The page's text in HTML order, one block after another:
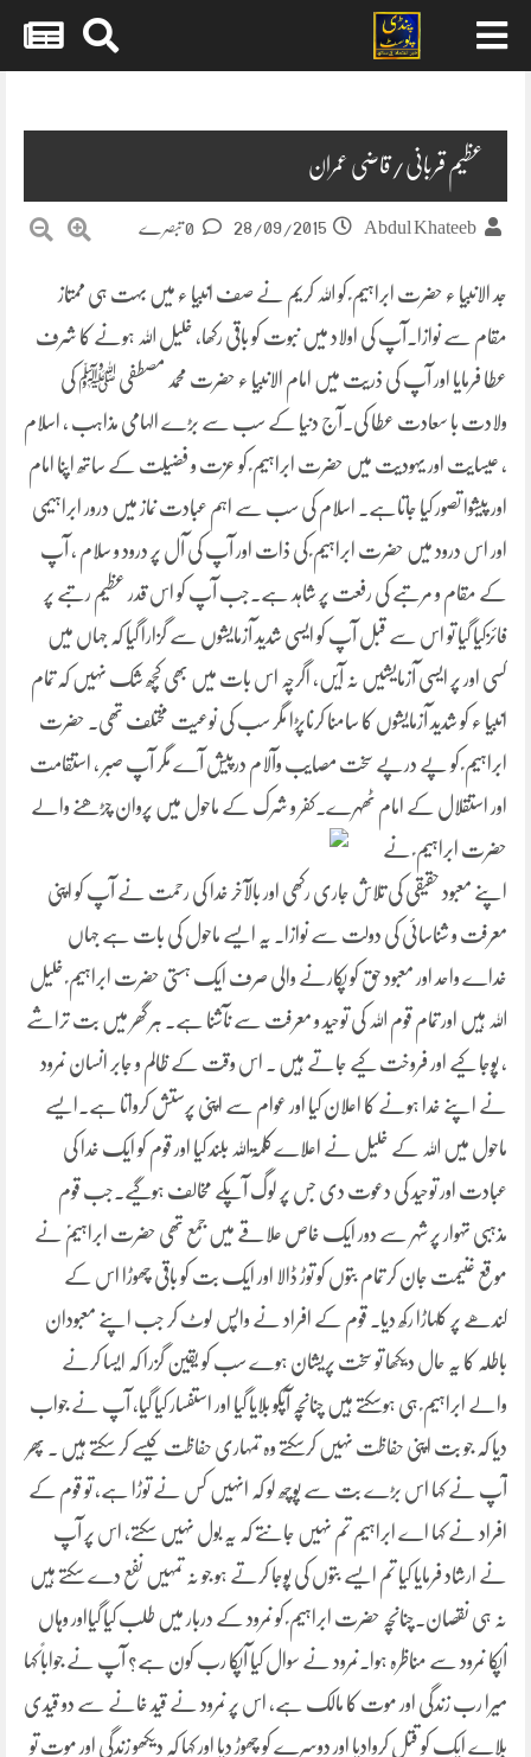
عظیم قربانی/قاضی عمران
Abdul Khateeb
28/09/2015
جد الانبیا ء حضرت ابراہیم ؑ کو اللہ کریم نے صف انبیا ء میں بہت ہی ممتاز
مقام سے نوازا۔آپ کی اولاد میں نبوت کو باقی رکھا، خلیل اللہ ہونے کا شرف
عطا فرمایا اور آپ کی ذریت میں امام الانبیا ء حضرت محمد مصطفی ﷺ کی
ولادت با سعادت عطا کی۔آج دنیا کے سب سے بڑے الہامی مذاہب ، اسلام
، عیسایت اور یہودیت میں حضرت ابراہیم ؑ کو عزت و فضیلت کے ساتھ اپنا امام
اور پیشوا تصور کیا جاتاہے۔ اسلام کی سب سے اہم عبادت نماز میں درور ابراہیمی
اور اس درود میں حضرت ابراہیم ؑ کی ذات اور آپ کی آل پر درود و سلام ، آپ
کے مقام و مرتبے کی رفعت پر شاہد ہے۔جب آپ کو اس قدر عظیم رتبے پر
فائزکیا گیا تو اس سے قبل آپ کو ایسی شدید آزمایشوں سے گزارا گیا کہ جہاں میں
کسی اور پر ایسی آزمایشیں نہ آیں، اگرچہ اس بات میں بھی کچھ شک نہیں کہ تمام
انبیا ء کو شدید آزمایشوں کا سامنا کرناپڑا مگر سب کی نوعیت مختلف تھی۔ حضرت
ابراہیم ؑ کو پے درپے سخت مصایب وآلام درپیش آے مگر آپ صبر ، استقامت
اور استقلال کے امام ٹھہرے۔کفر و شرک کے ماحول میں پروان چڑھنے والے
حضرت ابراہیم ؑ نے
اپنے معبود حقیقی کی تلاش جاری رکھی اور بالآخر خدا کی رحمت نے آپ کو اپنی
معرفت و شناسائی کی دولت سے نوازا۔ یہ ایسے ماحول کی بات ہے جہاں
خداے واحد اور معبود حق کو پکارنے والی صرف ایک ہستی حضرت ابراہیم ؑ خلیل
اللہ ہیں اور تمام قوم اللہ کی توحید و معرفت سے نآشنا ہے۔ ہر گھر میں بت تراشے
، پوجا کیے اور فروخت کیے جاتے ہیں ۔ اس وقت کے ظالم و جابر انسان نمرود
نے اپنے خدا ہونے کا اعلان کیا اور عوام سے اپنی پرستش کرواتا ہے۔ایسے
ماحول میں اللہ کے خلیل نے اعلاےکلمۃاللہ بلند کیا اور قوم کو ایک خدا کی
عبادت اور توحید کی دعوت دی جس پر لوگ آپکے مخالف ہوگیے۔جب قوم
مذہبی تہوار پر شہر سے دور ایک خاص علاقے میں جمع تھی حضرت ابراہیمؑ نے
موقع غنیمت جان کر تمام بتوں کو توڑ ڈالا اور ایک بت کو باقی چھوڑا اس کے
کندھے پر کلہاڑا رکھ دیا۔ قوم کے افراد نے واپس لوٹ کر جب اپنے معبودان
باطلہ کا یہ حال دیکھا تو سخت پریشان ہوے سب کو یقین گزرا کہ ایسا کرنے
والے ابراہیم ؑ ہی ہوسکتے ہیں چنانچہ آپکو بلایا گیا اور استفسار کیا گیا، آپ نے جواب
دیا کہ جو بت اپنی حفاظت نہیں کرسکتے وہ تمہاری حفاظت کیسے کر سکتے ہیں ۔ پھر
آپ نے کہا اس بڑے بت سے پوچھ لو کہ انہیں کس نے توڑا ہے، تو قوم کے
افراد نے کہا اے ابراہیم تم نہیں جانتے کہ یہ بول نہیں سکتے، اس پر آپ
نے ارشاد فرمایا کیا تم ایسے بتوں کی پوجا کرتے ہو جو نہ تمہیں نفع دے سکتے ہیں
نہ ہی نقصان۔چنانچہ حضرت ابراہیم ؑ کو نمرود کے دربار میں طلب کیا گیااور وہاں
آپکا نمرود سے مناظرہ ہوا۔نمرود نے سوال کیا آپکا رب کون ہے؟ آپ نے جواباً کہا
میرا رب زندگی اور موت کا مالک ہے، اس پر نمرود نے قید خانے سے دو قیدی
بلاے ایک کو قتل کروادیا اور دوسرے کو چھوڑ دیا اور کہا کہ دیکھو زندگی اور موت تو